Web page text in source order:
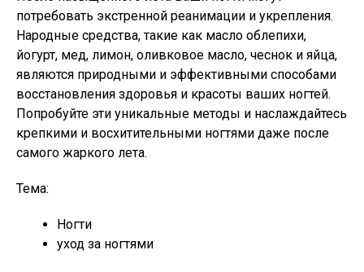
потребовать экстренной реанимации и укрепления.
Народные средства, такие как масло облепихи,
йогурт, мед, лимон, оливковое масло, чеснок и яйца,
являются природными и эффективными способами
восстановления здоровья и красоты ваших ногтей.
Попробуйте эти уникальные методы и наслаждайтесь
крепкими и восхитительными ногтями даже после
самого жаркого лета.
Тема:
Ногти
уход за ногтями